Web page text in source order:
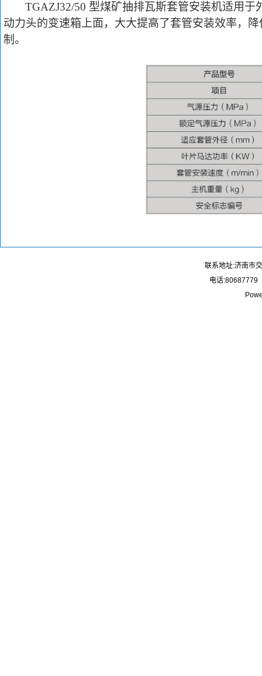
TGAZJ32/50 型煤矿抽排瓦斯套管安装机适用于
动力头的变速箱上面，大大提高了套管安装效率，
制。
联系地址:济南市
电话:80687779